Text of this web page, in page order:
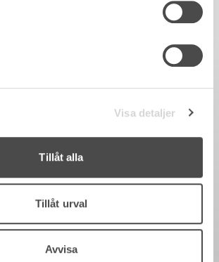
Visa detaljer
Tillåt alla
Tillåt urval
Avvisa